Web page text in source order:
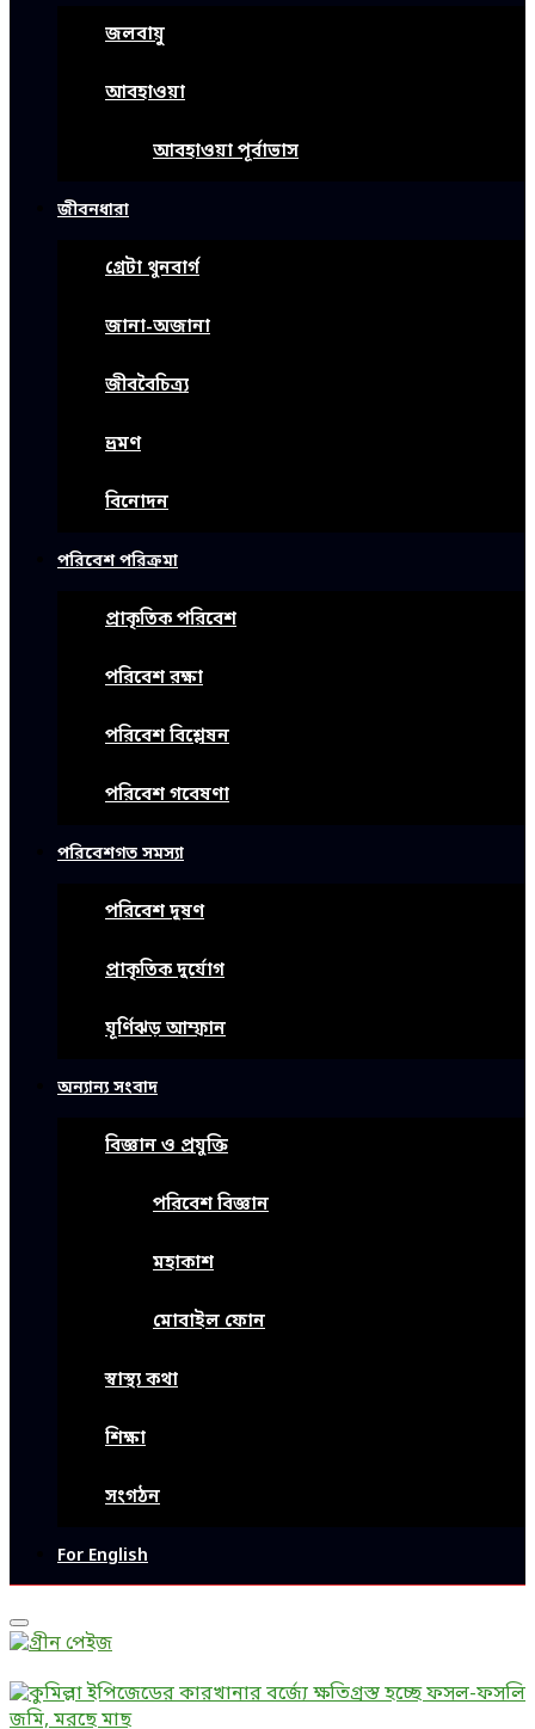
জলবায়ু
আবহাওয়া
আবহাওয়া পূর্বাভাস
জীবনধারা
গ্রেটা থুনবার্গ
জানা-অজানা
জীববৈচিত্র্য
ভ্রমণ
বিনোদন
পরিবেশ পরিক্রমা
প্রাকৃতিক পরিবেশ
পরিবেশ রক্ষা
পরিবেশ বিশ্লেষন
পরিবেশ গবেষণা
পরিবেশগত সমস্যা
পরিবেশ দূষণ
প্রাকৃতিক দুর্যোগ
ঘূর্ণিঝড় আম্ফান
অন্যান্য সংবাদ
বিজ্ঞান ও প্রযুক্তি
পরিবেশ বিজ্ঞান
মহাকাশ
মোবাইল ফোন
স্বাস্থ্য কথা
শিক্ষা
সংগঠন
For English
Primary
Menu